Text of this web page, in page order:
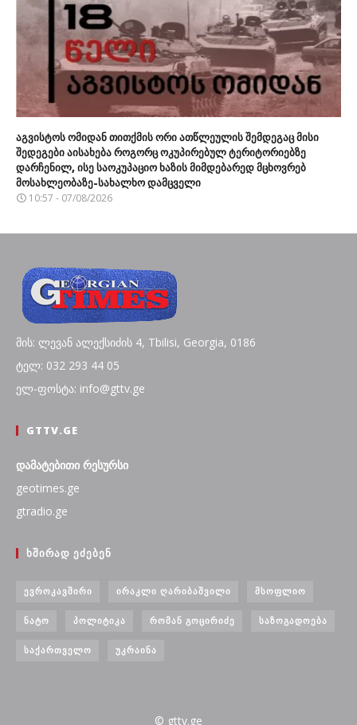
აგვისტოს ომიდან თითქმის ორი ათწლეულის შემდეგაც მისი
შედეგები აისახება როგორც ოკუპირებულ ტერიტორიებზე
დარჩენილ, ისე საოკუპაციო ხაზის მიმდებარედ მცხოვრებ
მოსახლეობაზე-სახალხო დამცველი
10:57 - 07/08/2026
მის: ლევან ალექსიძის 4, Tbilisi, Georgia, 0186
ტელ: 032 293 44 05
ელ-ფოსტა: info@gttv.ge
GTTV.GE
დამატებითი რესურსი
geotimes.ge
gtradio.ge
ᲮᲨᲘᲠᲐᲓ ᲔᲫᲔᲑᲔᲜ
ᲔᲕᲠᲝᲙᲐᲕᲨᲘᲠᲘ ᲘᲠᲐᲙᲚᲘ ᲦᲐᲠᲘᲑᲐᲨᲕᲘᲚᲘ ᲛᲡᲝᲤᲚᲘᲝ
ᲜᲐᲢᲝ ᲞᲝᲚᲘᲢᲘᲙᲐ ᲠᲝᲛᲐᲜ ᲒᲝᲪᲘᲠᲘᲫᲔ ᲡᲐᲖᲝᲒᲐᲓᲝᲔᲑᲐ
ᲡᲐᲥᲐᲠᲗᲕᲔᲚᲝ ᲣᲙᲠᲐᲘᲜᲐ
© gttv.ge